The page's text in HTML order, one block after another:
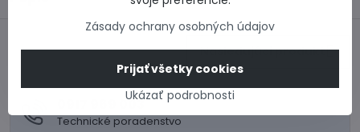
Nasledujúci produkt
0917 969 003
Technické poradenstvo
Zásady ochrany osobných údajov
Ukázať podrobnosti
Prijať všetky cookies